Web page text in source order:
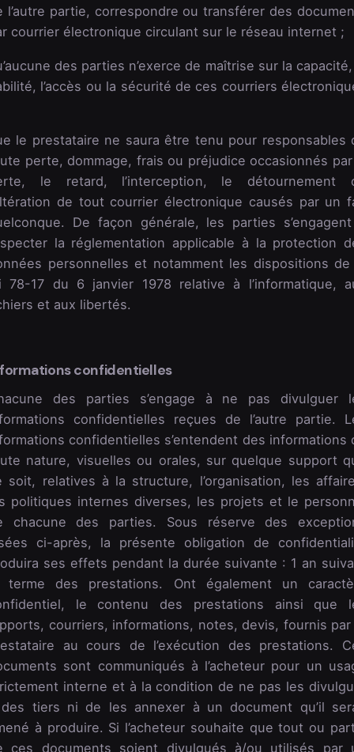
l’autre partie, correspondre ou transférer des
courrier électronique circulant sur le réseau internet ;
des parties n’exerce de maîtrise sur la
l’accès ou la sécurité de ces courriers
le prestataire ne saura être tenu pour responsables
perte, dommage, frais ou préjudice occasionnés
le retard, l’interception, le détournement
de tout courrier électronique causés par un
De façon générale, les parties
la réglementation applicable à la protection
personnelles et notamment les dispositions de
78-17 du 6 janvier 1978 relative à l’informatique,
et aux libertés.
confidentielles
des parties s’engage à ne pas divulguer
confidentielles reçues de l’autre partie.
confidentielles s’entendent des informations
nature, visuelles ou orales, sur quelque support
soit, relatives à la structure, l’organisation, les
politiques internes diverses, les projets et le
chacune des parties. Sous réserve des
ci-après, la présente obligation de
ses effets pendant la durée suivante : 1 an
terme des prestations. Ont également un
le contenu des prestations ainsi que
courriers, informations, notes, devis, fournis
au cours de l’exécution des prestations.
sont communiqués à l’acheteur pour un
interne et à la condition de ne pas les
tiers ni de les annexer à un document qu’il
à produire. Si l’acheteur souhaite que tout ou
ces documents soient divulgués à/ou utilisés par